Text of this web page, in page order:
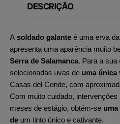
DESCRIÇÃO
A soldado galante é uma erva
apresenta uma aparência muito
Serra de Salamanca. Para a sua
selecionadas uvas de uma única
Casas del Conde, com
Com muito cuidado,
meses de estágio, obtém-se
de um tinto único e cativante.